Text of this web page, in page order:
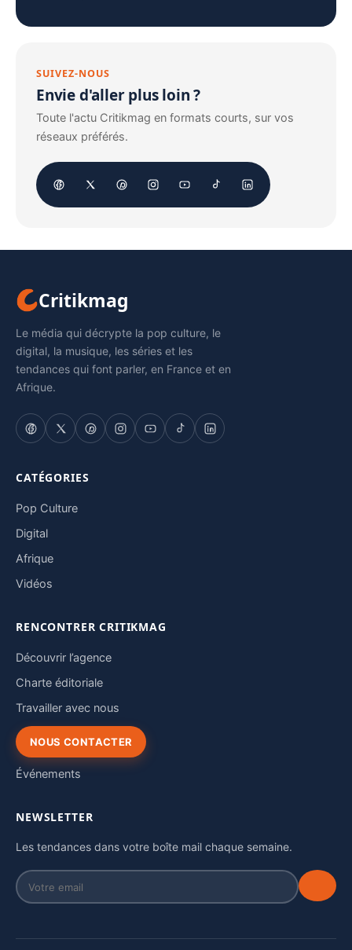
SUIVEZ-NOUS
Envie d'aller plus loin ?
Toute l'actu Critikmag en formats courts, sur vos
réseaux préférés.
Critikmag
Le média qui décrypte la pop culture, le
digital, la musique, les séries et les
tendances qui font parler, en France et en
Afrique.
CATÉGORIES
Pop Culture
Digital
Afrique
Vidéos
RENCONTRER CRITIKMAG
Découvrir l’agence
Charte éditoriale
Travailler avec nous
NOUS CONTACTER
Événements
NEWSLETTER
Les tendances dans votre boîte mail chaque semaine.